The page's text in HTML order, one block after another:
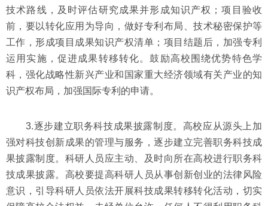
技术路线，及时评估研究成果并形成知识产权；项目验收
前，要以转化应用为导向，做好专利布局、技术秘密保护等
工作，形成项目成果知识产权清单；项目结题后，加强专利
运用实施，促进成果转移转化。鼓励高校围绕优势特色学
科，强化战略性新兴产业和国家重大经济领域有关产业的知
识产权布局，加强国际专利的申请。
3.逐步建立职务科技成果披露制度。高校应从源头上加
强对科技创新成果的管理与服务，逐步建立完善职务科技成
果披露制度。科研人员应主动、及时向所在高校进行职务科
技成果披露。高校要提高科研人员从事创新创业的法律风险
意识，引导科研人员依法开展科技成果转移转化活动，切实